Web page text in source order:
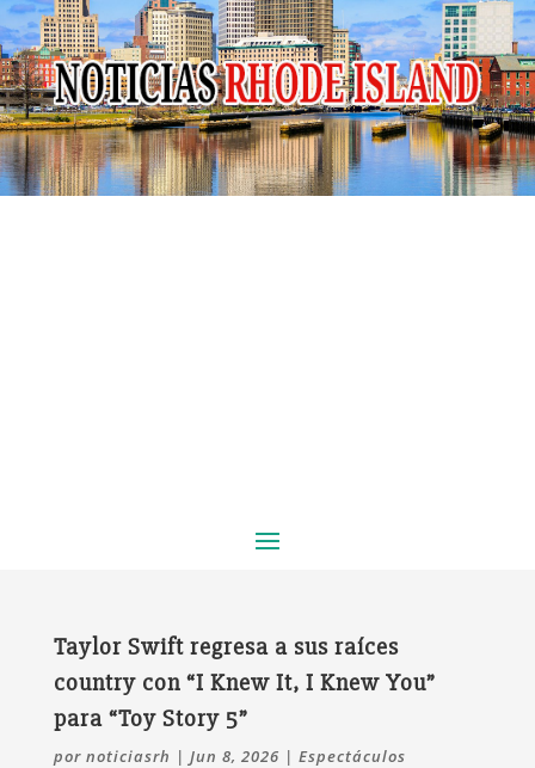
Taylor Swift regresa a sus raíces
country con “I Knew It, I Knew You”
para “Toy Story 5”
por noticiasrh | Jun 8, 2026 | Espectáculos